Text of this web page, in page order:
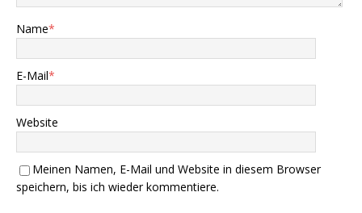
Name*
E-Mail*
Website
Meinen Namen, E-Mail und Website in diesem Browser
speichern, bis ich wieder kommentiere.